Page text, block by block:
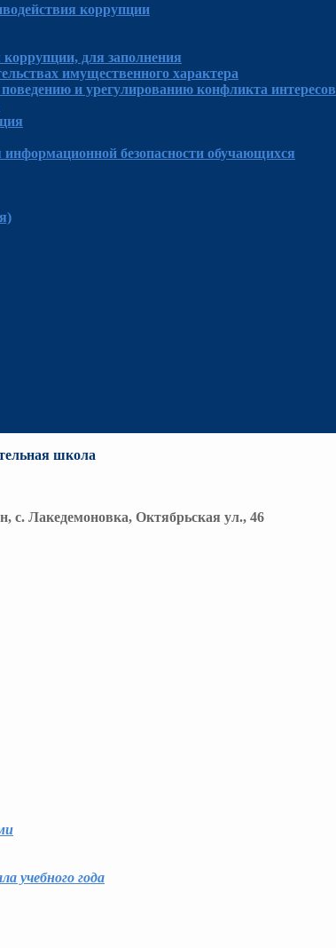
коррупции
для заполнения
имущественного характера
и урегулированию конфликта интересов
безопасности обучающихся
школа
с. Лакедемоновка, Октябрьская ул., 46
учебного года